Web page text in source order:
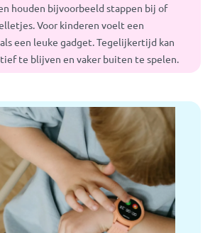
houden bijvoorbeeld stappen bij of
Voor kinderen voelt een
een leuke gadget. Tegelijkertijd kan
te blijven en vaker buiten te spelen.